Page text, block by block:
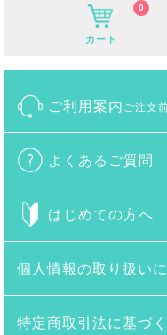
カート
0
ご利用案内 ご注文
よくあるご質問
はじめての方へ
個人情報の取り扱い
特定商取引法に基づ